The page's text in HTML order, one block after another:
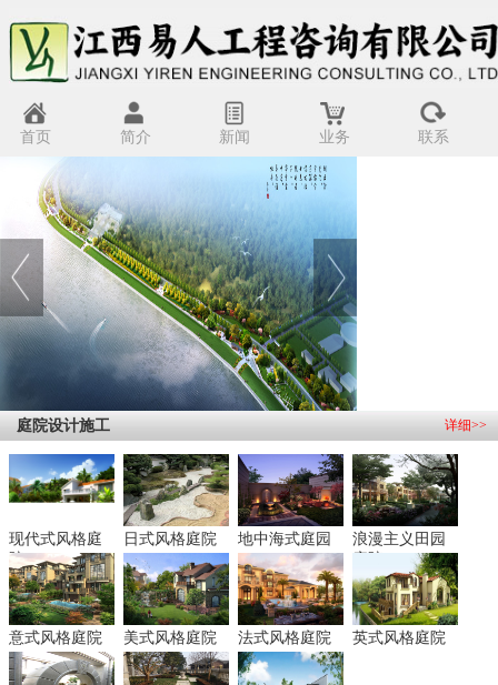
首页 简介 新闻 业务 联系
/li> 详细>>
庭院设计施工
现代式风格庭
院
日式风格庭院 地中海式庭园
浪漫主义田园
庭院
意式风格庭院 美式风格庭院 法式风格庭院 英式风格庭院